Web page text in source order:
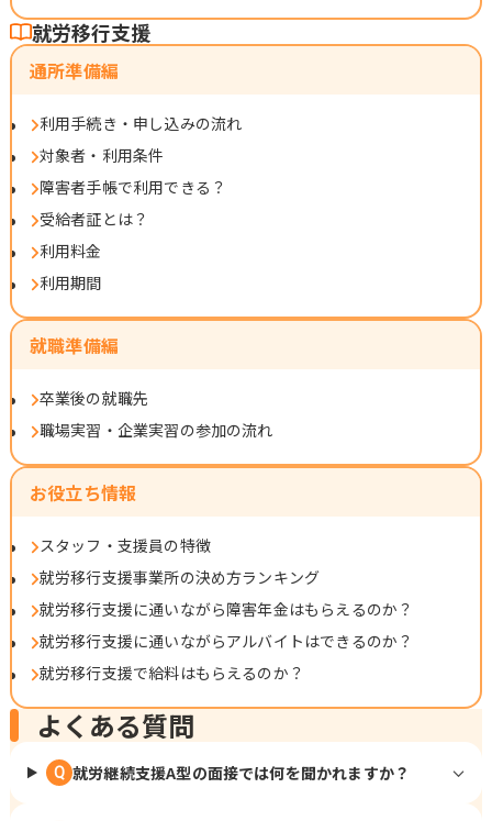
就労移行支援
通所準備編
利用手続き・申し込みの流れ
対象者・利用条件
障害者手帳で利用できる？
受給者証とは？
利用料金
利用期間
就職準備編
卒業後の就職先
職場実習・企業実習の参加の流れ
お役立ち情報
スタッフ・支援員の特徴
就労移行支援事業所の決め方ランキング
就労移行支援に通いながら障害年金はもらえるのか？
就労移行支援に通いながらアルバイトはできるのか？
就労移行支援で給料はもらえるのか？
よくある質問
Q 就労継続支援A型の面接では何を聞かれますか？